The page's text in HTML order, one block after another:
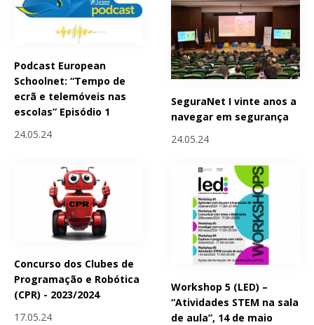
Podcast European
Schoolnet: “Tempo de
ecrã e telemóveis nas
escolas” Episódio 1
24.05.24
SeguraNet I vinte anos a
navegar em segurança
24.05.24
Concurso dos Clubes de
Programação e Robótica
(CPR) - 2023/2024
17.05.24
Workshop 5 (LED) –
“Atividades STEM na sala
de aula”, 14 de maio